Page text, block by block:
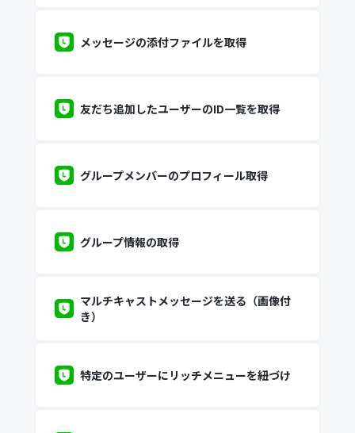
メッセージの添付ファイルを取得
友だち追加したユーザーのID一覧を取得
グループメンバーのプロフィール取得
グループ情報の取得
マルチキャストメッセージを送る（画像付
き）
特定のユーザーにリッチメニューを紐づけ